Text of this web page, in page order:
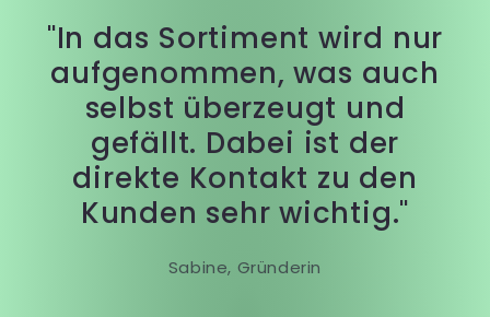
"In das Sortiment wird nur
aufgenommen, was auch
selbst überzeugt und
gefällt. Dabei ist der
direkte Kontakt zu den
Kunden sehr wichtig."
Sabine, Gründerin